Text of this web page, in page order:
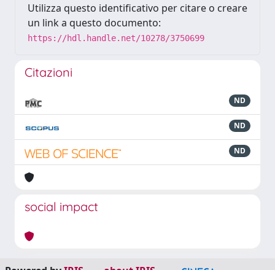
Utilizza questo identificativo per citare o creare
un link a questo documento:
https://hdl.handle.net/10278/3750699
Citazioni
ND
ND
ND
social impact